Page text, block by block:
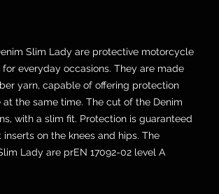
Slim Lady are protective motorcycle
everyday occasions. They are made
yarn, capable of offering protection
the same time. The cut of the Denim
with a slim fit. Protection is guaranteed
on the knees and hips. The
Lady are prEN 17092-02 level A